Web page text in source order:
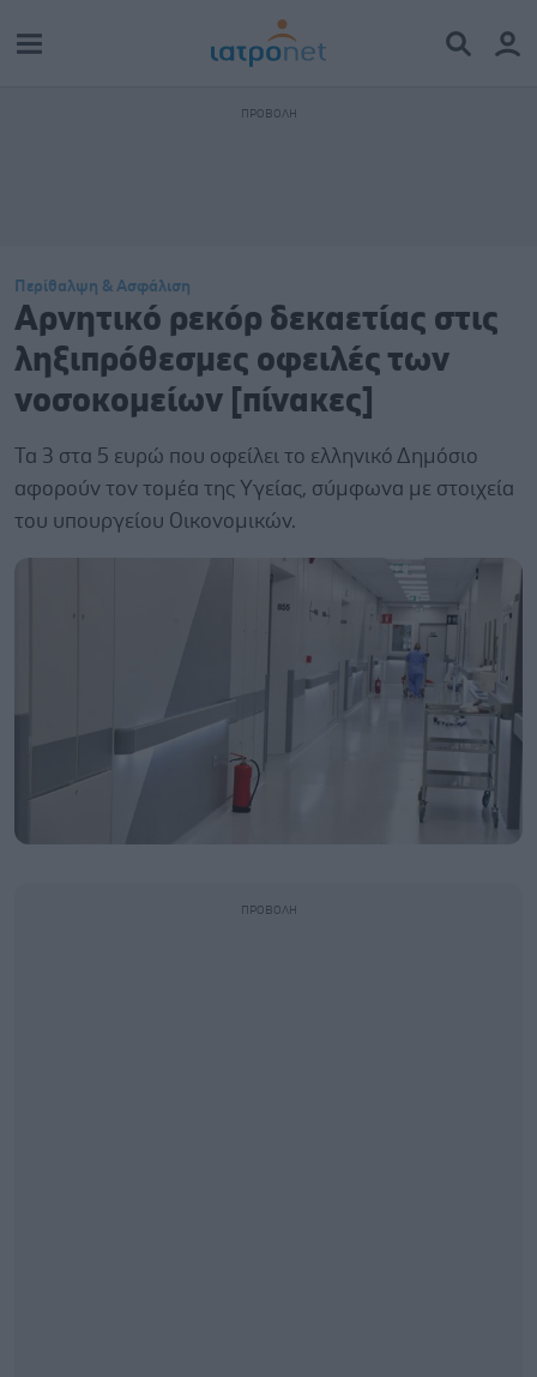
Περίθαλψη & Ασφάλιση
Αρνητικό ρεκόρ δεκαετίας στις
ληξιπρόθεσμες οφειλές των
νοσοκομείων [πίνακες]
Τα 3 στα 5 ευρώ που οφείλει το ελληνικό Δημόσιο
αφορούν τον τομέα της Υγείας, σύμφωνα με στοιχεία
του υπουργείου Οικονομικών.